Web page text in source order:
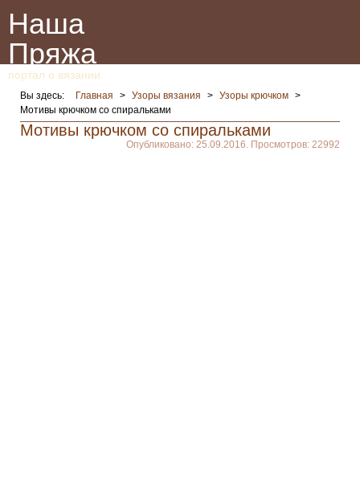
Наша
Пряжа
портал о вязании
Вы здесь: Главная > Узоры вязания > Узоры крючком >
Мотивы крючком со спиральками
Мотивы крючком со спиральками
Опубликовано: 25.09.2016. Просмотров: 22992